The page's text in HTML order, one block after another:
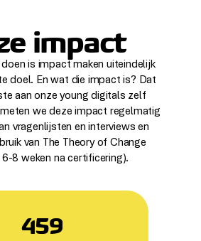
impact
is impact maken uiteindelijk
doel. En wat die impact is? Dat
aan onze young digitals zelf
we deze impact regelmatig
vragenlijsten en interviews en
van The Theory of Change
8 weken na certificering).
459